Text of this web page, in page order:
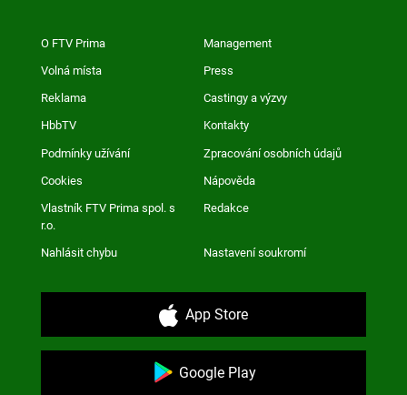
O FTV Prima Management
Volná místa Press
Reklama Castingy a výzvy
HbbTV Kontakty
Podmínky užívání Zpracování osobních údajů
Cookies Nápověda
Vlastník FTV Prima spol. s
r.o.
Redakce
Nahlásit chybu Nastavení soukromí
App Store
Google Play